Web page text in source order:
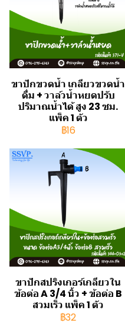
ขาปักขวดน้ำ เกลียวขวดน้ำ
ดื่ม + วาล์วน้ำหยดปรับ
ปริมาณน้ำได้ สูง 23 ซม.
แพ็ค 1 ตัว
฿16
ขาปักสปริงเกอร์เกลียวใน
ข้อต่อ A 3/4 นิ้ว + ข้อต่อ B
สวมเร็ว แพ็ค 1 ตัว
฿32